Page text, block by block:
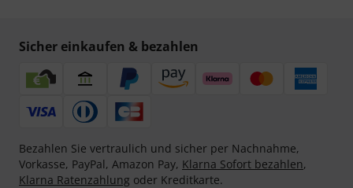
Sicher einkaufen & bezahlen
Bezahlen Sie vertraulich und sicher per Nachnahme,
Vorkasse, PayPal, Amazon Pay, Klarna Sofort bezahlen,
Klarna Ratenzahlung oder Kreditkarte.